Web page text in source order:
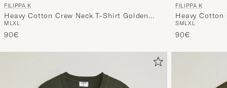
FILIPPA K
Heavy Cotton Crew Neck T-Shirt Golden
Brown
M LXL
90€
FILIPPA K
Heavy
SMLXL
90€